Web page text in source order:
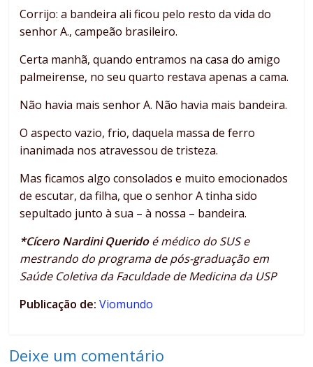
Corrijo: a bandeira ali ficou pelo resto da vida do
senhor A., campeão brasileiro.
Certa manhã, quando entramos na casa do amigo
palmeirense, no seu quarto restava apenas a cama.
Não havia mais senhor A. Não havia mais bandeira.
O aspecto vazio, frio, daquela massa de ferro
inanimada nos atravessou de tristeza.
Mas ficamos algo consolados e muito emocionados
de escutar, da filha, que o senhor A tinha sido
sepultado junto à sua – à nossa – bandeira.
*Cícero Nardini Queridoé médico do SUS e
mestrando do programa de pós-graduação em
Saúde Coletiva da Faculdade de Medicina da USP
Publicação de:Viomundo
Deixe um comentário